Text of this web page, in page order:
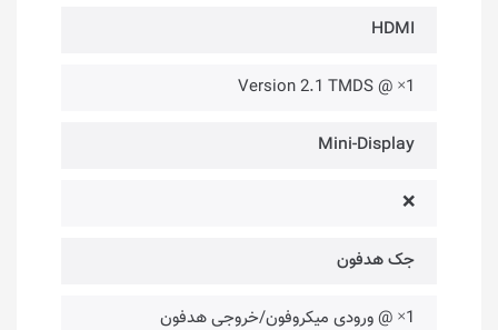
HDMI
1× @ Version 2.1 TMDS
Mini-Display
❌
جک هدفون
1× @ ورودی میکروفون/خروجی هدفون